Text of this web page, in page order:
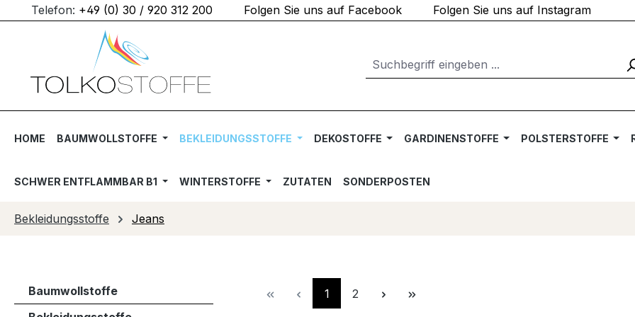
Hauptinhalt springen
Zur Suche springen
Zur Hauptnavigation springen
Telefon: +49 (0) 30 / 920 312 200 Folgen Sie uns auf Facebook Folgen Sie uns auf Instagram
HOME BAUMWOLLSTOFFE BEKLEIDUNGSSTOFFE DEKOSTOFFE GARDINENSTOFFE POLSTERSTOFFE
SCHWER ENTFLAMMBAR B1 WINTERSTOFFE ZUTATEN SONDERPOSTEN
Bekleidungsstoffe Jeans
Baumwollstoffe
Seite
1 Seite
2